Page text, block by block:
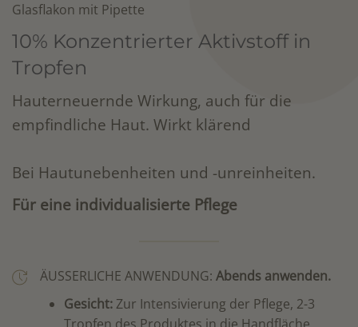
Glasflakon mit Pipette
10% Konzentrierter Aktivstoff in
Tropfen
Hauterneuernde Wirkung, auch für die
empfindliche Haut. Wirkt klärend
Bei Hautunebenheiten und -unreinheiten.
Für eine individualisierte Pflege
ÄUSSERLICHE ANWENDUNG: Abends anwenden.
Gesicht: Zur Intensivierung der Pflege, 2-3